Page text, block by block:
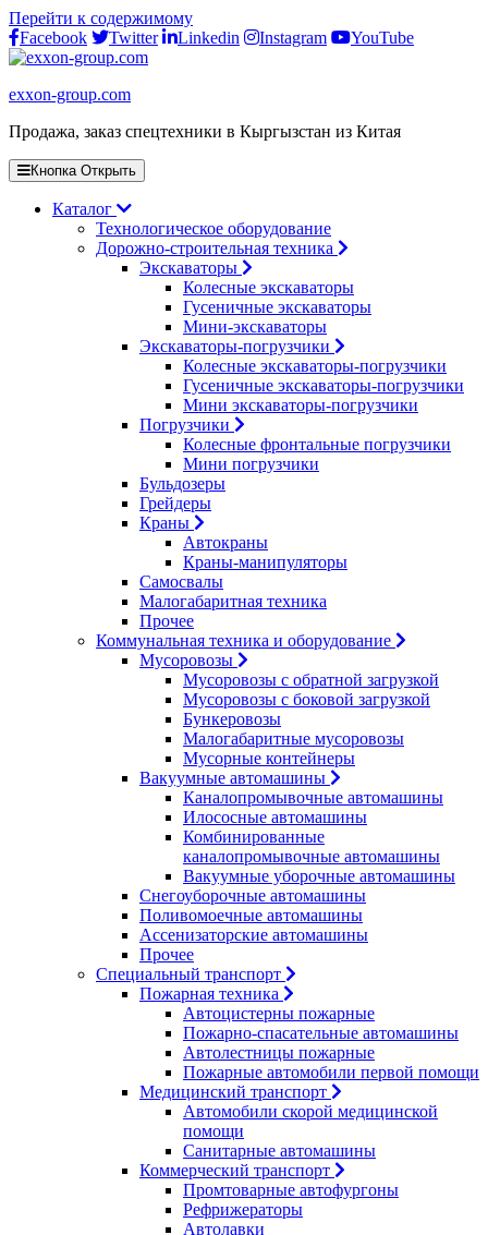
Перейти к содержимому
Facebook
Twitter Linkedin Instagram YouTube
exxon-group.com
Продажа, заказ спецтехники в Кыргызстан из Китая
Кнопка Открыть
Каталог
Технологическое оборудование
Дорожно-строительная техника
Экскаваторы
Колесные экскаваторы
Гусеничные экскаваторы
Мини-экскаваторы
Экскаваторы-погрузчики
Колесные экскаваторы-погрузчики
Гусеничные экскаваторы-погрузчики
Мини экскаваторы-погрузчики
Погрузчики
Колесные фронтальные погрузчики
Мини погрузчики
Бульдозеры
Грейдеры
Краны
Автокраны
Краны-манипуляторы
Самосвалы
Малогабаритная техника
Прочее
Коммунальная техника и оборудование
Мусоровозы
Мусоровозы с обратной загрузкой
Мусоровозы с боковой загрузкой
Бункеровозы
Малогабаритные мусоровозы
Мусорные контейнеры
Вакуумные автомашины
Каналопромывочные автомашины
Илососные автомашины
Комбинированные
каналопромывочные автомашины
Вакуумные уборочные автомашины
Снегоуборочные автомашины
Поливомоечные автомашины
Ассенизаторские автомашины
Прочее
Специальный транспорт
Пожарная техника
Автоцистерны пожарные
Пожарно-спасательные автомашины
Автолестницы пожарные
Пожарные автомобили первой помощи
Медицинский транспорт
Автомобили скорой медицинской
помощи
Санитарные автомашины
Коммерческий транспорт
Промтоварные автофургоны
Рефрижераторы
Автолавки